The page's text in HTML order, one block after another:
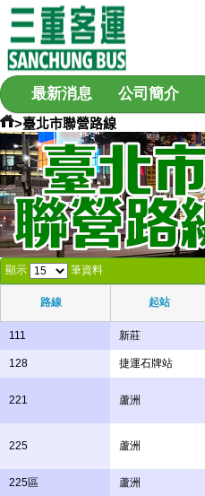
最新消息 公司簡介
>臺北市聯營路線
顯示 筆資料
路線 起站
111 新莊
128 捷運石牌站
221 蘆洲
225 蘆洲
225區 蘆洲